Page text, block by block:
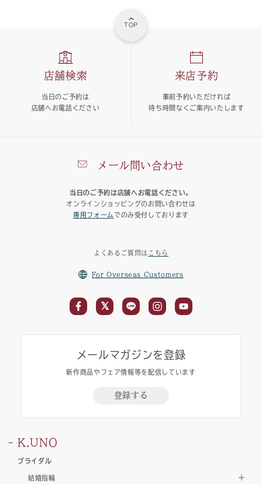
TOP
メール問い合わせ
当日のご予約は店舗へお電話ください。
オンラインショッピングのお問い合わせは
専用フォーム でのみ受付しております
店舗検索
当日のご予約は
店舗へお電話ください
来店予約
事前予約いただければ
待ち時間なくご案内いたします
よくあるご質問は こちら
For Overseas Customers
メールマガジンを登録
新作商品やフェア情報等を配信しています
登録する
K.UNO
ブライダル
結婚指輪